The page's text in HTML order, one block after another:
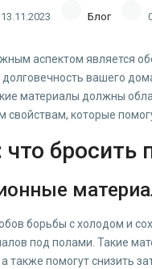
Блог
аспектом является
вашего
материалы должны
свойствам, которые
бросить
борьбы с холодом и
под полами. Такие
также помогут снизить